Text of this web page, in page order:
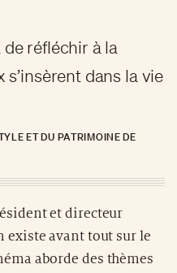
réfléchir à la
dans la vie
ET DU PATRIMOINE DE
et directeur
existe avant tout sur le
aborde des thèmes